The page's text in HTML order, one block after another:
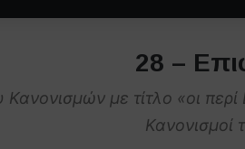
28 –
με τίτλο «οι
Κανονισμοί